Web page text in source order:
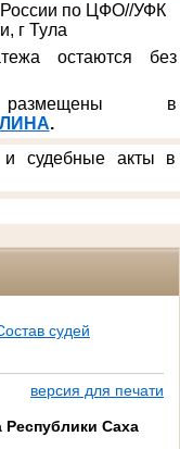
по ЦФО//УФК
г Тула
остаются без
размещены в
.
и судебные акты в
судей
версия для печати
Республики Саха